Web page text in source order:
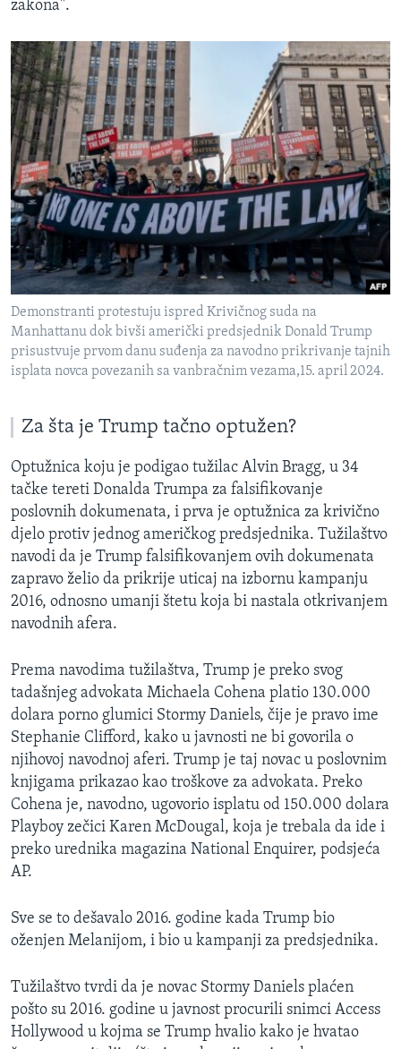
zakona".
Demonstranti protestuju ispred Krivičnog suda na
Manhattanu dok bivši američki predsjednik Donald Trump
prisustvuje prvom danu suđenja za navodno prikrivanje tajnih
isplata novca povezanih sa vanbračnim vezama,15. april 2024.
Za šta je Trump tačno optužen?
Optužnica koju je podigao tužilac Alvin Bragg, u 34
tačke tereti Donalda Trumpa za falsifikovanje
poslovnih dokumenata, i prva je optužnica za krivično
djelo protiv jednog američkog predsjednika. Tužilaštvo
navodi da je Trump falsifikovanjem ovih dokumenata
zapravo želio da prikrije uticaj na izbornu kampanju
2016, odnosno umanji štetu koja bi nastala otkrivanjem
navodnih afera.
Prema navodima tužilaštva, Trump je preko svog
tadašnjeg advokata Michaela Cohena platio 130.000
dolara porno glumici Stormy Daniels, čije je pravo ime
Stephanie Clifford, kako u javnosti ne bi govorila o
njihovoj navodnoj aferi. Trump je taj novac u poslovnim
knjigama prikazao kao troškove za advokata. Preko
Cohena je, navodno, ugovorio isplatu od 150.000 dolara
Playboy zečici Karen McDougal, koja je trebala da ide i
preko urednika magazina National Enquirer, podsjeća
AP.
Sve se to dešavalo 2016. godine kada Trump bio
oženjen Melanijom, i bio u kampanji za predsjednika.
Tužilaštvo tvrdi da je novac Stormy Daniels plaćen
pošto su 2016. godine u javnost procurili snimci Access
Hollywood u kojma se Trump hvalio kako je hvatao